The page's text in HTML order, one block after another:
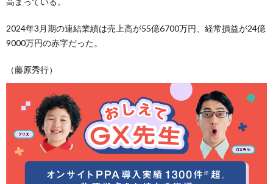
2024年3月期の連結業績は売上高が55億6700万円、経常損益が24億
9000万円の赤字だった。
（藤原秀行）